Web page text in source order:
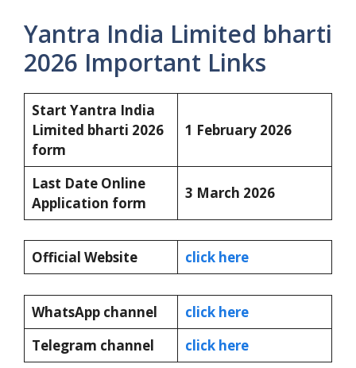
Yantra India Limited bharti
2026 Important Links
Start Yantra India
Limited bharti 2026
form
1 February 2026
Last Date Online
Application form
3 March 2026
Official Website click here
WhatsApp channel
click here
Telegram channel
click here